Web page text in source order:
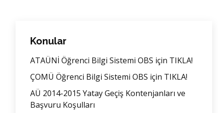
Konular
ATAÜNİ Öğrenci Bilgi Sistemi OBS için TIKLA!
ÇOMÜ Öğrenci Bilgi Sistemi OBS için TIKLA!
AÜ 2014-2015 Yatay Geçiş Kontenjanları ve
Başvuru Koşulları